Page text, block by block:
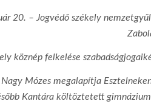
20. – Jogvédő székely
köznép felkelése
Mózes megalapítja
Kantára költöztetett